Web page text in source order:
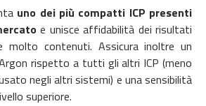
uno dei più compatti ICP presenti
e unisce affidabilità dei risultati
contenuti. Assicura inoltre un
rispetto a tutti gli altri ICP (meno
negli altri sistemi) e una sensibilità
superiore.